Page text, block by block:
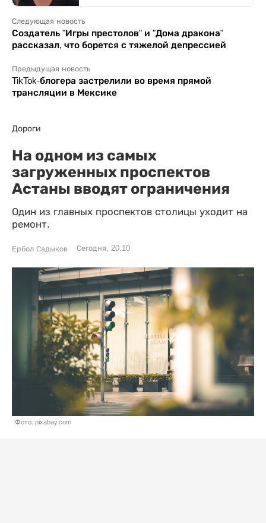
Следующая новость
Создатель "Игры престолов" и "Дома дракона"
рассказал, что борется с тяжелой депрессией
Предыдущая новость
TikTok-блогера застрелили во время прямой
трансляции в Мексике
Дороги
На одном из самых
загруженных проспектов
Астаны вводят ограничения
Один из главных проспектов столицы уходит на
ремонт.
Ербол Садыков Сегодня, 20:10
Фото: pixabay.com